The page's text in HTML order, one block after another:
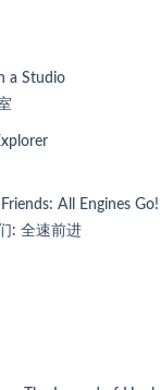
a Studio
Friends: All Engines Go!
: 全速前进